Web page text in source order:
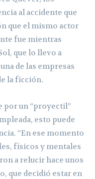
al accidente que
que el mismo actor
fue mientras
que lo llevo a
de las empresas
la ficción.
por un “proyectil”
esto puede
“En ese momento
físicos y mentales
a relucir hace unos
que decidió estar en